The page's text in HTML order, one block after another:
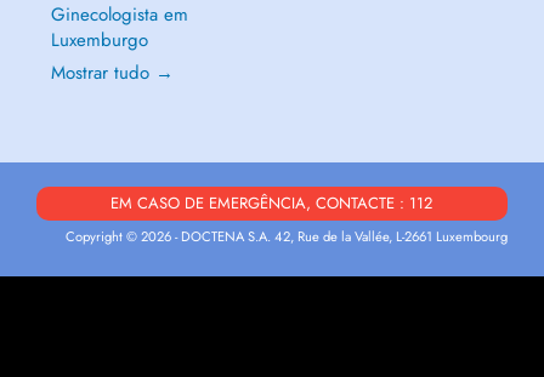
Ginecologista em
Luxemburgo
Mostrar tudo →
EM CASO DE EMERGÊNCIA, CONTACTE : 112
Copyright © 2026 - DOCTENA S.A. 42, Rue de la Vallée, L-2661 Luxembourg